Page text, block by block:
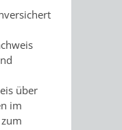
über
im